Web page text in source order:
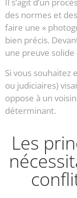
Il s’agit d’un
des normes et
faire une «
bien précis.
une preuve
Si vous souhaitez
ou judiciaires)
oppose à un
déterminant.
Les